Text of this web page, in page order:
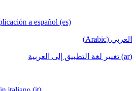
a español (es)
العربي (Arabic)
(ar) تغيير لغة التطبيق إلى العربية